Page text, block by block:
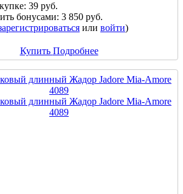
39 руб.
бонусами: 3 850 руб.
или войти)
Купить Подробнее